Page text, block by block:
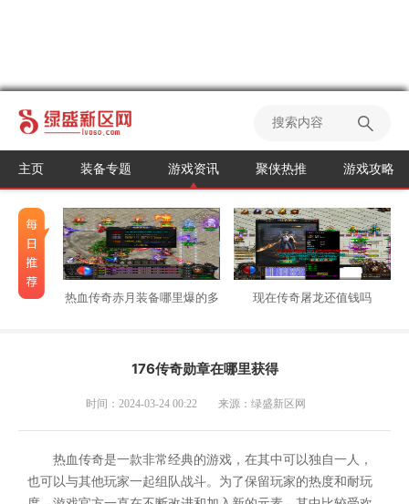
主页 装备专题 游戏资讯 聚侠热推 游戏攻略
热血传奇赤月装备哪里爆的多 现在传奇屠龙还值钱吗
176传奇勋章在哪里获得
时间：2024-03-24 00:22 来源：绿盛新区网
热血传奇是一款非常经典的游戏，在其中可以独自一人，
也可以与其他玩家一起组队战斗。为了保留玩家的热度和耐玩